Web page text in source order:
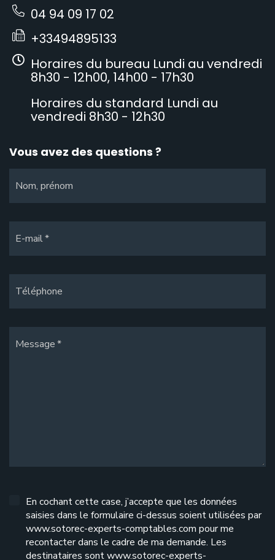
04 94 09 17 02
+33494895133
Horaires du bureau Lundi au vendredi
8h30 - 12h00, 14h00 - 17h30
Horaires du standard Lundi au
vendredi 8h30 - 12h30
Vous avez des questions ?
Nom, prénom
E-mail
Téléphone
Message
En cochant cette case, j’accepte que les données
saisies dans le formulaire ci-dessus soient utilisées par
www.sotorec-experts-comptables.com pour me
recontacter dans le cadre de ma demande. Les
destinataires sont www.sotorec-experts-